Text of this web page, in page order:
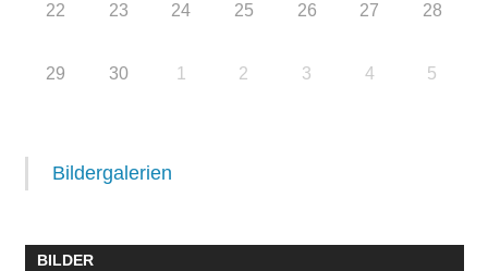
22 23 24 25 26 27 28
29 30 1 2 3 4 5
Bildergalerien
BILDER